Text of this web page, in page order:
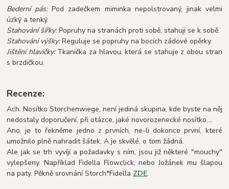
Bederní pás:Pod zadečkem miminka nepolstrovaný, jinak velmi
úzký a tenký.
Stahování šířky:Popruhy na stranách proti sobě, stahují se k sobě.
Stahování výšky:Reguluje se popruhy na bocích zádové opěrky.
Jištění hlavičky: Tkanička za hlavou, která se stahuje z obou stran
s brzdičkou.
Recenze:
Ach. Nosítko Storchenwiege, není jediná skupina, kde byste na něj
nedostaly doporučení, při otázce, jaké novorozenecké nosítko....
Ano, je to řekněme jedno z prvních, ne-li dokonce první, které
umožnilo plně nahradit šátek. A je skvělé, o tom žádná.
Ale jak se trh vyvíjí a požadavky s ním, jsou již některé "mouchy"
vylepšeny. Například Fidella Flowclick, nebo Jožánek mu šlapou
na paty. Pěkně srovnání Storch*Fidella ZDE.